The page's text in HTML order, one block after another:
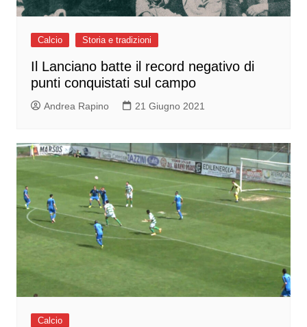
Calcio Storia e tradizioni
Il Lanciano batte il record negativo di
punti conquistati sul campo
Andrea Rapino 21 Giugno 2021
Calcio